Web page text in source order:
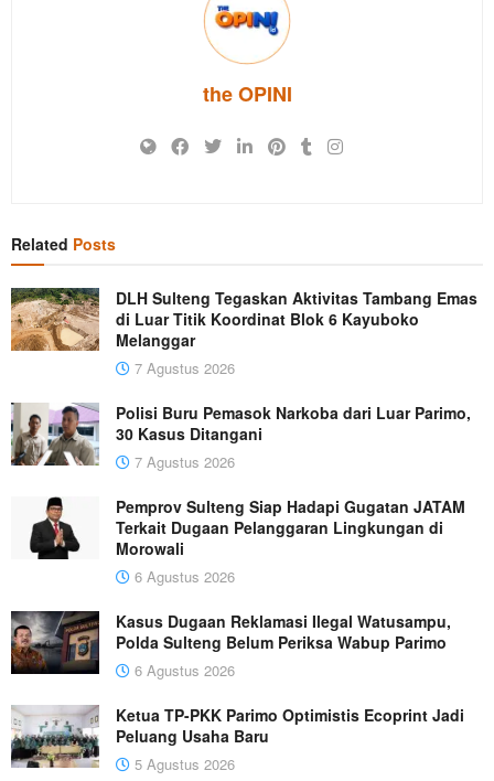
the OPINI
Related Posts
DLH Sulteng Tegaskan Aktivitas Tambang Emas
di Luar Titik Koordinat Blok 6 Kayuboko
Melanggar
7 Agustus 2026
Polisi Buru Pemasok Narkoba dari Luar Parimo,
30 Kasus Ditangani
7 Agustus 2026
Pemprov Sulteng Siap Hadapi Gugatan JATAM
Terkait Dugaan Pelanggaran Lingkungan di
Morowali
6 Agustus 2026
Kasus Dugaan Reklamasi Ilegal Watusampu,
Polda Sulteng Belum Periksa Wabup Parimo
6 Agustus 2026
Ketua TP-PKK Parimo Optimistis Ecoprint Jadi
Peluang Usaha Baru
5 Agustus 2026